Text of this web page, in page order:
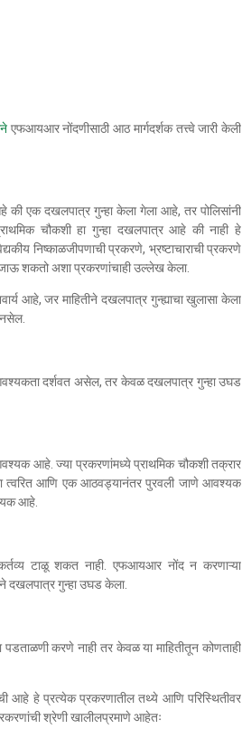
एफआयआर नोंदणीसाठी आठ मार्गदर्शक तत्त्वे जारी केली
की एक दखलपात्र गुन्हा केला गेला आहे, तर पोलिसांनी
चौकशी हा गुन्हा दखलपात्र आहे की नाही हे
निष्काळजीपणाची प्रकरणे, भ्रष्टाचाराची प्रकरणे
शकतो अशा प्रकरणांचाही उल्लेख केला.
आहे, जर माहितीने दखलपात्र गुन्ह्याचा खुलासा केला
नसेल.
दर्शवत असेल, तर केवळ दखलपात्र गुन्हा उघड
आहे. ज्या प्रकरणांमध्ये प्राथमिक चौकशी तक्रार
त्वरित आणि एक आठवड्यानंतर पुरवली जाणे आवश्यक
आहे.
टाळू शकत नाही. एफआयआर नोंद न करणाऱ्या
दखलपात्र गुन्हा उघड केला.
पडताळणी करणे नाही तर केवळ या माहितीतून कोणताही
आहे हे प्रत्येक प्रकरणातील तथ्ये आणि परिस्थितीवर
श्रेणी खालीलप्रमाणे आहेतः